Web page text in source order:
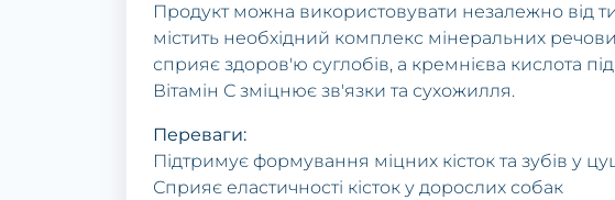
Продукт можна використовувати незалежно від
містить необхідний комплекс мінеральних
сприяє здоров'ю суглобів, а кремнієва кислота
Вітамін С зміцнює зв'язки та сухожилля.
Переваги:
Підтримує формування міцних кісток та зубів у
Сприяє еластичності кісток у дорослих собак